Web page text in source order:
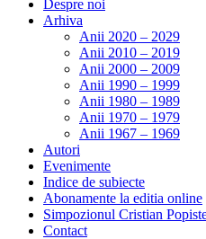
Despre noi
Arhiva
Anii 2020 – 2029
Anii 2010 – 2019
Anii 2000 – 2009
Anii 1990 – 1999
Anii 1980 – 1989
Anii 1970 – 1979
Anii 1967 – 1969
Autori
Evenimente
Indice de subiecte
Abonamente la editia online
Simpozionul Cristian
Contact